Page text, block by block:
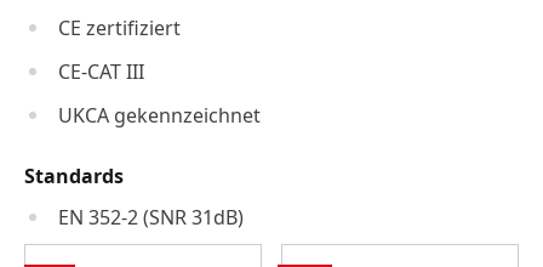
CE zertifiziert
CE-CAT III
UKCA gekennzeichnet
Standards
EN 352-2 (SNR 31dB)